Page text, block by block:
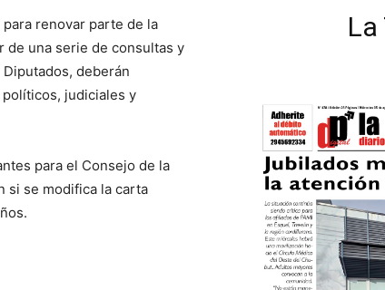
renovar parte de la
de una serie de consultas y
deberán
judiciales y
para el Consejo de la
si se modifica la carta
La